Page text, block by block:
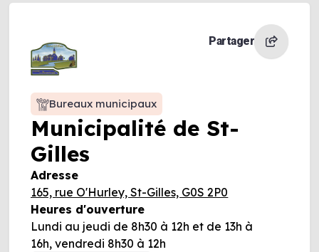
Municipalité de St-
Gilles
Partager
Bureaux municipaux
Adresse
165, rue O'Hurley, St-Gilles, G0S 2P0
Heures d'ouverture
Lundi au jeudi de 8h30 à 12h et de 13h à
16h, vendredi 8h30 à 12h